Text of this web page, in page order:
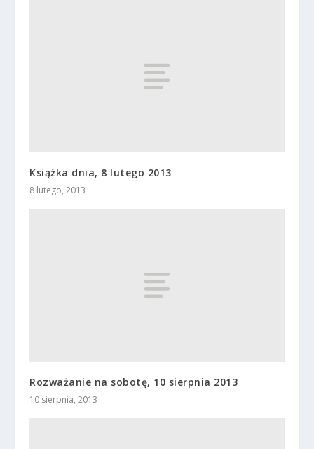
Książka dnia, 8 lutego 2013
8 lutego, 2013
Rozważanie na sobotę, 10 sierpnia 2013
10 sierpnia, 2013